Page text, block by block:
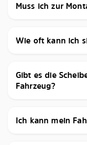
Muss ich zur
Wie oft kann ich
Gibt es die
Fahrzeug?
Ich kann mein